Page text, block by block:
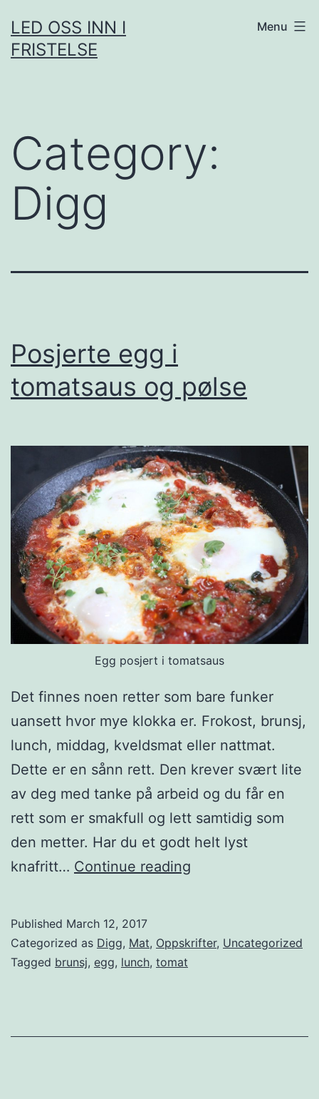
to
content
LED OSS INN I
FRISTELSE
Menu
Category:
Digg
Posjerte egg i
tomatsaus og pølse
Egg posjert i tomatsaus
Det finnes noen retter som bare funker
uansett hvor mye klokka er. Frokost, brunsj,
lunch, middag, kveldsmat eller nattmat.
Dette er en sånn rett. Den krever svært lite
av deg med tanke på arbeid og du får en
rett som er smakfull og lett samtidig som
den metter. Har du et godt helt lyst
knafritt… Continue reading
j
e
Published March 12, 2017
Categorized as Digg, Mat, Oppskrifter, Uncategorized
Tagged brunsj, egg, lunch, tomat